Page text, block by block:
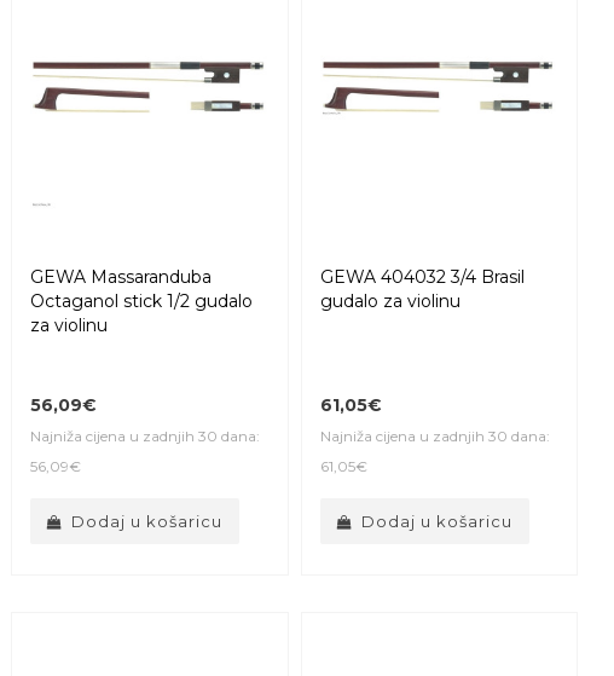
GEWA Massaranduba
Octaganol stick 1/2 gudalo
za violinu
56,09€
Najniža cijena u zadnjih 30 dana:
56,09€
Dodaj u košaricu
GEWA 404032 3/4 Brasil
gudalo za violinu
61,05€
Najniža cijena u zadnjih 30 dana:
61,05€
Dodaj u košaricu